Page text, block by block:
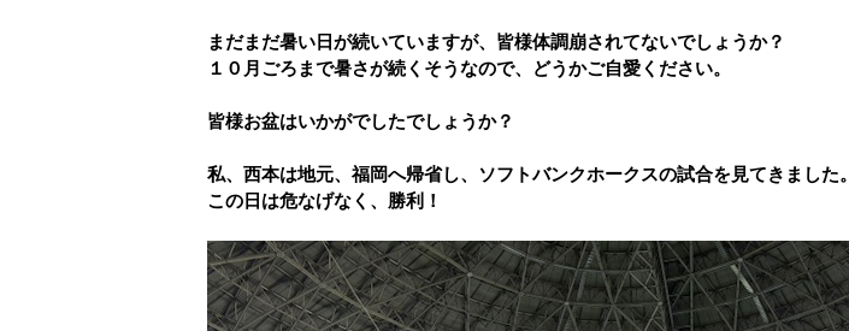
まだまだ暑い日が続いていますが、皆様体調崩されてないでしょうか？
１０月ごろまで暑さが続くそうなので、どうかご自愛ください。
皆様お盆はいかがでしたでしょうか？
私、西本は地元、福岡へ帰省し、ソフトバンクホークスの試合を見てきました。
この日は危なげなく、勝利！